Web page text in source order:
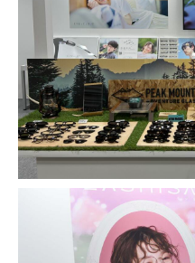
お問い合
こちらから